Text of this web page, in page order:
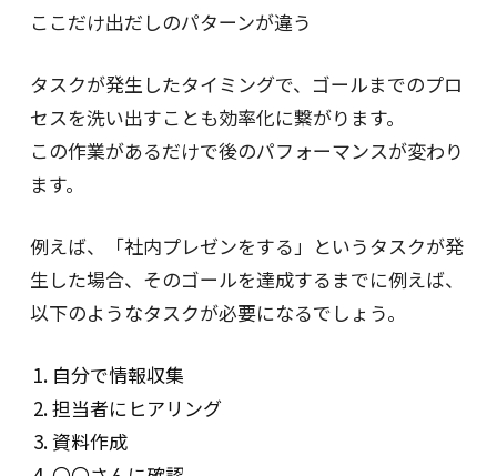
ここだけ出だしのパターンが違う
タスクが発生したタイミングで、ゴールまでのプロ
セスを洗い出すことも効率化に繋がります。
この作業があるだけで後のパフォーマンスが変わり
ます。
例えば、「社内プレゼンをする」というタスクが発
生した場合、そのゴールを達成するまでに例えば、
以下のようなタスクが必要になるでしょう。
自分で情報収集
担当者にヒアリング
資料作成